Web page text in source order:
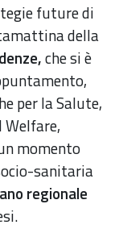
future di
della
che si è
per la Salute,
Welfare,
momento
sanitaria
regionale